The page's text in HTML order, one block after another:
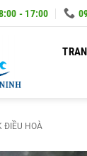
- 17:00
ĐIỀU HOÀ